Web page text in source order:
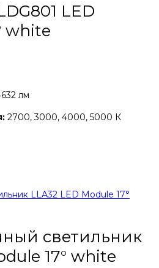
LED
white
лм
2700, 3000, 4000, 5000 К
светильник
17° white